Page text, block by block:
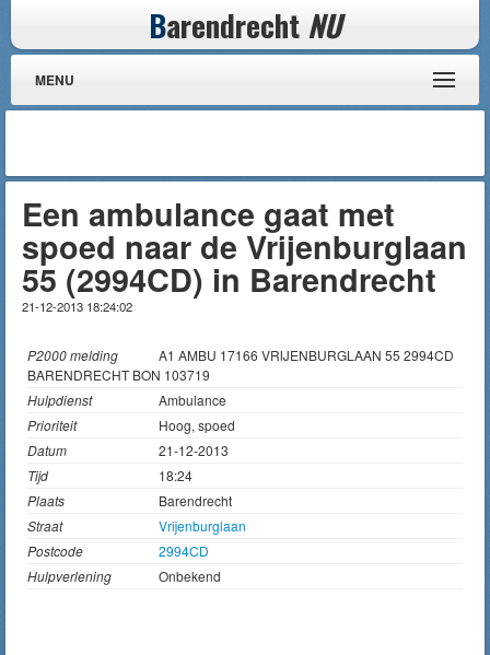
Barendrecht NU
MENU
Een ambulance gaat met
spoed naar de Vrijenburglaan
55 (2994CD) in Barendrecht
21-12-2013 18:24:02
P2000 melding
A1 AMBU 17166 VRIJENBURGLAAN 55 2994CD
BARENDRECHT BON 103719
Hulpdienst
Ambulance
Prioriteit
Hoog, spoed
Datum
21-12-2013
Tijd
18:24
Plaats
Barendrecht
Straat
Vrijenburglaan
Postcode
2994CD
Hulpverlening
Onbekend